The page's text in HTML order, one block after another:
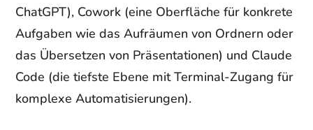
ChatGPT), Cowork (eine Oberfläche für konkrete
Aufgaben wie das Aufräumen von Ordnern oder
das Übersetzen von Präsentationen) und Claude
Code (die tiefste Ebene mit Terminal-Zugang für
komplexe Automatisierungen).